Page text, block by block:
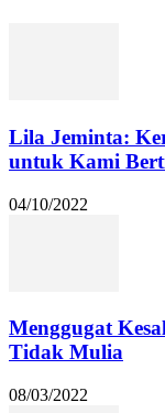
Lila Jeminta:
untuk Kami
04/10/2022
Menggugat
Tidak Mulia
08/03/2022